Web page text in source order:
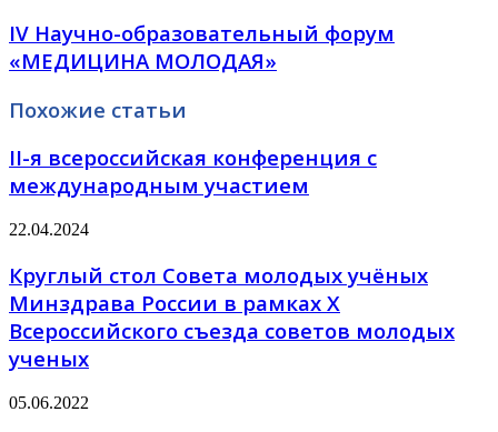
IV Научно-образовательный форум
«МЕДИЦИНА МОЛОДАЯ»
Похожие статьи
II-я всероссийская конференция с
международным участием
22.04.2024
Круглый стол Совета молодых учёных
Минздрава России в рамках X
Всероссийского съезда советов молодых
ученых
05.06.2022